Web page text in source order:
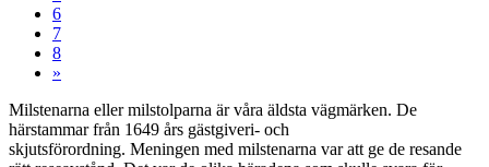
6
7
8
»
Milstenarna eller milstolparna är våra äldsta vägmärken. De
härstammar från 1649 års gästgiveri- och
skjutsförordning. Meningen med milstenarna var att ge de resande